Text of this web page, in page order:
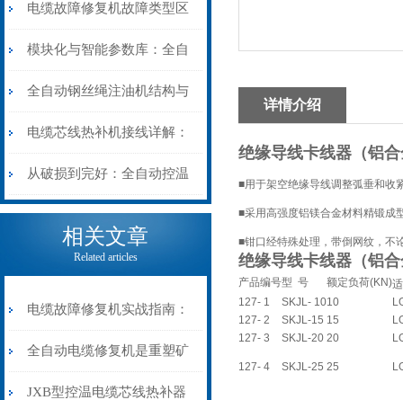
电缆故障修复机故障类型区
分指南：从“绝缘电
阻”到“波形特征”的精准诊
断逻辑
模块化与智能参数库：全自
动电缆修复机的快速换型逻
辑
全自动钢丝绳注油机结构与
工作原理：揭秘高效润滑的
机械密码
电缆芯线热补机接线详解：
从入门到精通
从破损到完好：全自动控温
电缆热补机的核心价值
相关文章
Related articles
电缆故障修复机实战指南：
从“盲测”到“精确定点”的三
步作业法
全自动电缆修复机是重塑矿
山电力动脉的“智能外科医
JXB型控温电缆芯线热补器
详情介绍
绝缘导线卡线器（铝
■用于架空绝缘导线调整弧垂和收
■采用高强度铝镁合金材料精锻成
■钳口经特殊处理，带倒网纹，不
绝缘导线卡线器（铝
产品编号型 号 额定负荷(KN)
127- 1
SKJL- 1010
127- 2
SKJL-15 15
127- 3
SKJL-20 20
127- 4 SKJL-25 25